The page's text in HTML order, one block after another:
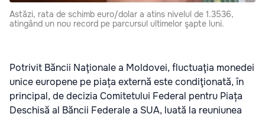
Astăzi, rata de schimb euro/dolar a atins nivelul de 1.3536,
atingând un nou record pe parcursul ultimelor şapte luni.
Potrivit Băncii Naţionale a Moldovei, fluctuaţia monedei
unice europene pe piața externă este condiţionată, în
principal, de decizia Comitetului Federal pentru Piața
Deschisă al Băncii Federale a SUA, luată la reuniunea